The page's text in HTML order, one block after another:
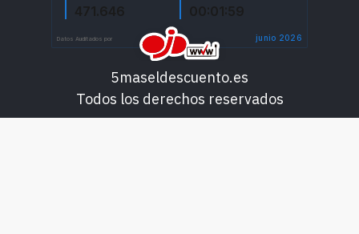
5maseldescuento.es
Todos los derechos reservados